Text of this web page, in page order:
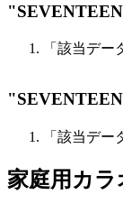
「該当デー
「該当デー
家庭用カラ